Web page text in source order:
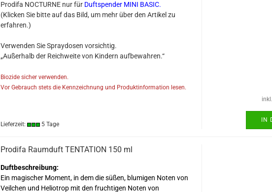
Prodifa NOCTURNE nur für Duftspender MINI BASIC.
​(Klicken Sie bitte auf das Bild, um mehr über den Artikel zu
erfahren.)
Verwenden Sie Spraydosen vorsichtig.
„Außerhalb der Reichweite von Kindern aufbewahren.“
Biozide sicher verwenden.
Vor Gebrauch stets die Kennzeichnung und Produktinformation lesen.
Lieferzeit: 5 Tage
IN
Prodifa Raumduft TENTATION 150 ml
Duftbeschreibung:
Ein magischer Moment, in dem die süßen, blumigen Noten von
Veilchen und Heliotrop mit den fruchtigen Noten von